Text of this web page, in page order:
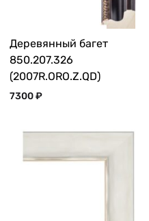
Деревянный багет
850.207.326
(2007R.ORO.Z.QD)
7300₽